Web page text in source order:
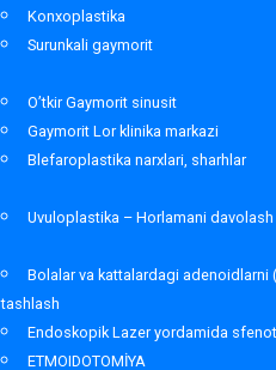
Konxoplastika
Surunkali gaymorit
O’tkir Gaymorit sinusit
Gaymorit Lor klinika markazi
Blefaroplastika narxlari, sharhlar
Uvuloplastika – Horlamani
Bolalar va kattalardagi
tashlash
Endoskopik Lazer yordamida
ETMOIDOTOMİYA